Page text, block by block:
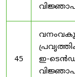
45
ഇ-